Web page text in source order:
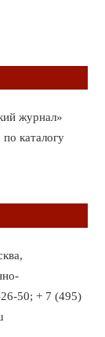
журнал»
каталогу
50; + 7 (495)